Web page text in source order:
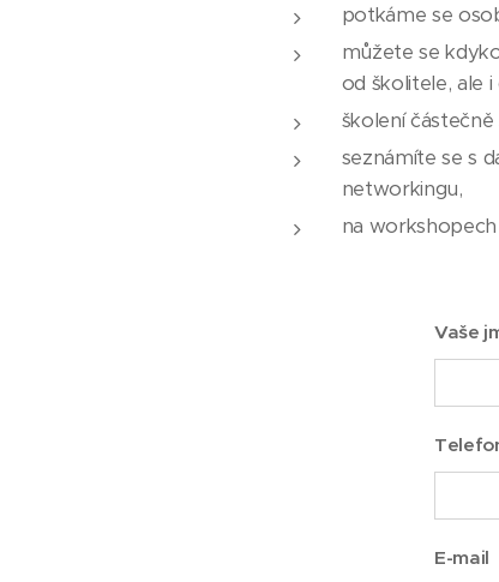
potkáme se
můžete se
od školitele, ale i
školení
seznámíte se s
networkingu,
na
Vaše
E-mail